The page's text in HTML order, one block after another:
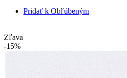
Pridať k Obľúbeným
Zľava
-15%